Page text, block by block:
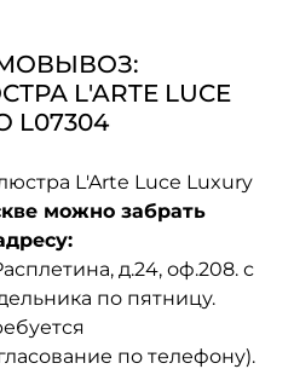
L'ARTE LUCE
L07304
L'Arte Luce Luxury
можно забрать
д.24, оф.208. с
по пятницу.
по телефону).